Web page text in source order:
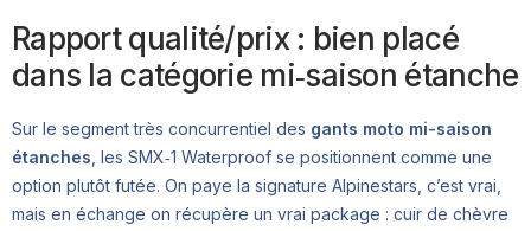
Rapport qualité/prix : bien placé
dans la catégorie mi‑saison étanche
Sur le segment très concurrentiel des gants moto mi-saison
étanches , les SMX‑1 Waterproof se positionnent comme une
option plutôt futée. On paye la signature Alpinestars, c’est vrai,
mais en échange on récupère un vrai package : cuir de chèvre